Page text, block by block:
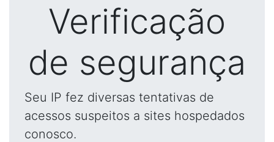
Verificação
de segurança
Seu IP fez diversas tentativas de
acessos suspeitos a sites hospedados
conosco.